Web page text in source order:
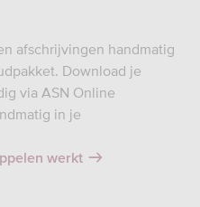
afschrijvingen handmatig
Download je
via ASN Online
in je
werkt